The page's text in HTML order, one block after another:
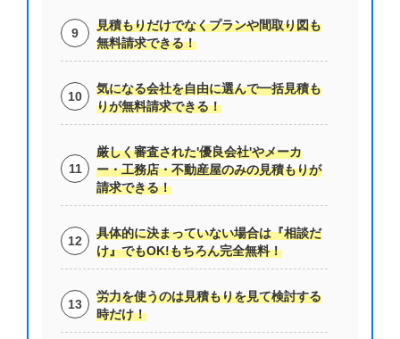
見積もりだけでなくプランや間取り図も
無料請求できる！
気になる会社を自由に選んで一括見積も
りが無料請求できる！
厳しく審査された'優良会社'やメーカ
ー・工務店・不動産屋のみの見積もりが
請求できる！
具体的に決まっていない場合は『相談だ
け』でもOK!もちろん完全無料！
労力を使うのは見積もりを見て検討する
時だけ！